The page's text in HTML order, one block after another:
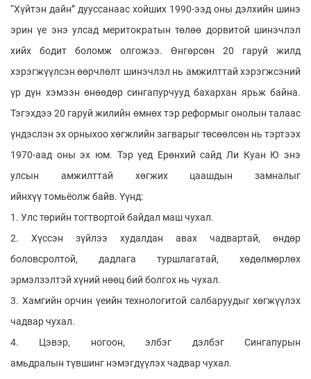
“Хүйтэн дайн” дууссанаас хойших 1990-ээд оны дэлхийн шинэ
эрин үе энэ улсад меритократын төлөө дорвитой шинэчлэл
хийх бодит боломж олгожээ. Өнгөрсөн 20 гаруй жилд
хэрэгжүүлсэн өөрчлөлт шинэчлэл нь амжилттай хэрэгжсэний
үр дүн хэмээн өнөөдөр сингапурчууд бахархан ярьж байна.
Тэгэхдээ 20 гаруй жилийн өмнөх тэр реформыг онолын талаас
үндэслэн эх орныхоо хөгжлийн загварыг төсөөлсөн нь тэртээх
1970-аад оны эх юм. Тэр үед Ерөнхий сайд Ли Куан Ю энэ
улсын амжилттай хөгжих цаашдын замналыг
ийнхүү томьёолж байв. Үүнд:
1. Улс төрийн тогтвортой байдал маш чухал.
2. Хүссэн зүйлээ худалдан авах чадвартай, өндөр
боловсролтой, дадлага туршлагатай, хөдөлмөрлөх
эрмэлзэлтэй хүний нөөц бий болгох нь чухал.
3. Хамгийн орчин үеийн технологитой салбаруудыг хөгжүүлэх
чадвар чухал.
4. Цэвэр, ногоон, элбэг дэлбэг Сингапурын
амьдралын түвшинг нэмэгдүүлэх чадвар чухал.